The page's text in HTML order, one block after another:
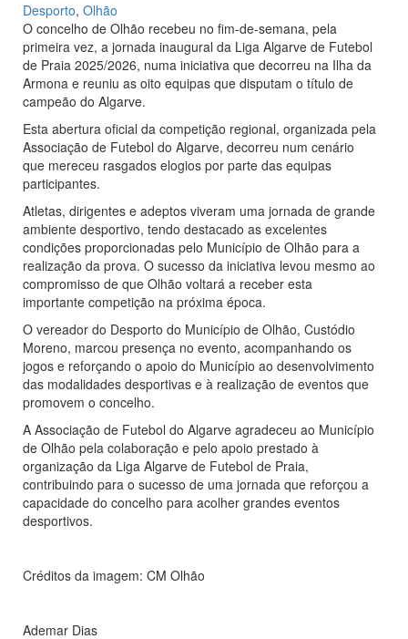
Desporto, Olhão
O concelho de Olhão recebeu no fim-de-semana, pela
primeira vez, a jornada inaugural da Liga Algarve de Futebol
de Praia 2025/2026, numa iniciativa que decorreu na Ilha da
Armona e reuniu as oito equipas que disputam o título de
campeão do Algarve.
Esta abertura oficial da competição regional, organizada pela
Associação de Futebol do Algarve, decorreu num cenário
que mereceu rasgados elogios por parte das equipas
participantes.
Atletas, dirigentes e adeptos viveram uma jornada de grande
ambiente desportivo, tendo destacado as excelentes
condições proporcionadas pelo Município de Olhão para a
realização da prova. O sucesso da iniciativa levou mesmo ao
compromisso de que Olhão voltará a receber esta
importante competição na próxima época.
O vereador do Desporto do Município de Olhão, Custódio
Moreno, marcou presença no evento, acompanhando os
jogos e reforçando o apoio do Município ao desenvolvimento
das modalidades desportivas e à realização de eventos que
promovem o concelho.
A Associação de Futebol do Algarve agradeceu ao Município
de Olhão pela colaboração e pelo apoio prestado à
organização da Liga Algarve de Futebol de Praia,
contribuindo para o sucesso de uma jornada que reforçou a
capacidade do concelho para acolher grandes eventos
desportivos.
Créditos da imagem: CM Olhão
Ademar Dias